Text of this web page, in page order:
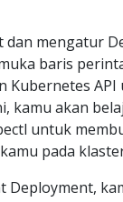
dan mengatur
baris
Kubernetes
kamu akan
untuk
pada
Deployment,